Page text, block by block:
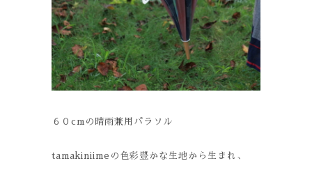
６０cmの晴雨兼用パラソル
tamakiniimeの色彩豊かな生地から生まれ、